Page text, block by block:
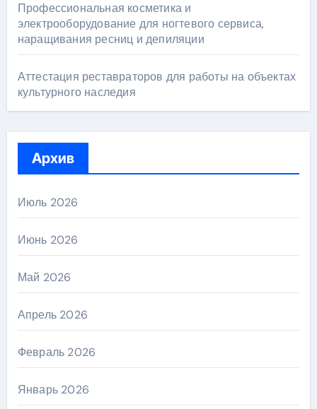
Профессиональная косметика и
электрооборудование для ногтевого сервиса,
наращивания ресниц и депиляции
Аттестация реставраторов для работы на объектах
культурного наследия
Архив
Июль 2026
Июнь 2026
Май 2026
Апрель 2026
Февраль 2026
Январь 2026